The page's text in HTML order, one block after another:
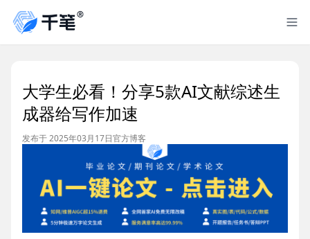
大学生必看！分享5款AI文献综述生
成器给写作加速
发布于 2025年03月17日官方博客